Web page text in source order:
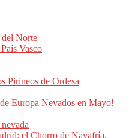
del Norte
Vasco
Pirineos de Ordesa
Europa Nevados en Mayo!
el Chorro de Navafría.